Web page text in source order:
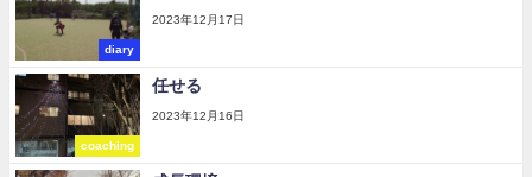
diary
2023年12月17日
coaching
任せる
2023年12月16日